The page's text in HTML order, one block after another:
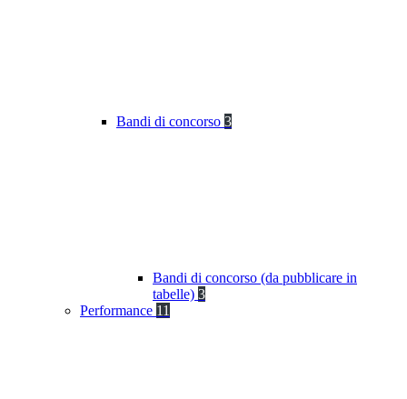
Bandi di concorso 3
Bandi di concorso (da pubblicare in
tabelle) 3
Performance 11